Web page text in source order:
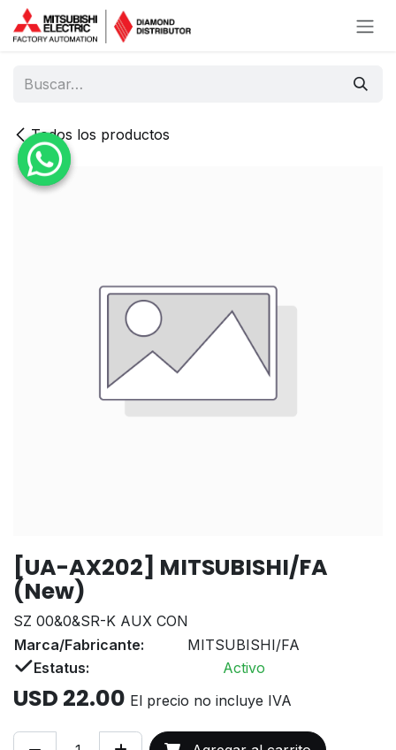
Ir al contenido
Todos los productos
[UA-AX202] MITSUBISHI/FA
(New)
SZ 00&0&SR-K AUX CON
Marca/Fabricante:
MITSUBISHI/FA
Estatus:
Activo
USD 22.00 El precio no incluye IVA